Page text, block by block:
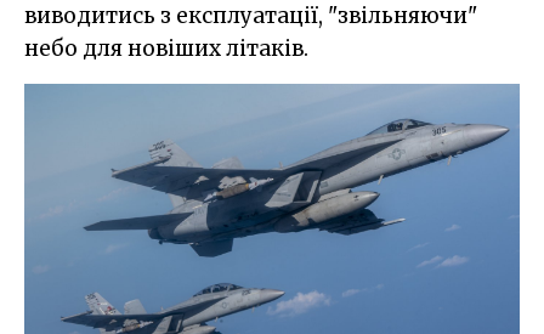
виводитись з експлуатації, "звільняючи"
небо для новіших літаків.